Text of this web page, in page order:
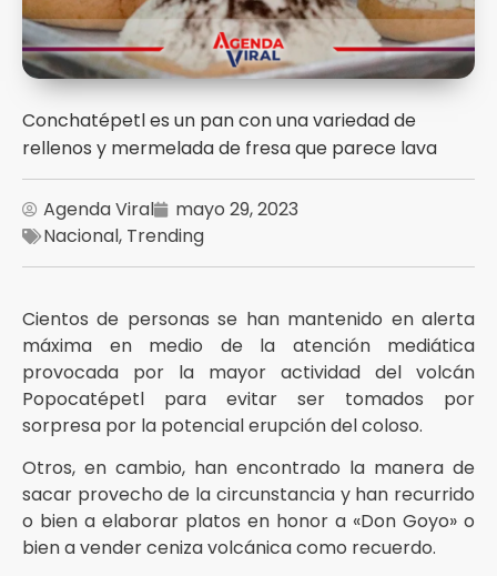
Conchatépetl es un pan con una variedad de
rellenos y mermelada de fresa que parece lava
Agenda Viral
mayo 29, 2023
Nacional, Trending
Cientos de personas se han mantenido en alerta
máxima en medio de la atención mediática
provocada por la mayor actividad del volcán
Popocatépetl para evitar ser tomados por
sorpresa por la potencial erupción del coloso.
Otros, en cambio, han encontrado la manera de
sacar provecho de la circunstancia y han recurrido
o bien a elaborar platos en honor a «Don Goyo» o
bien a vender ceniza volcánica como recuerdo.